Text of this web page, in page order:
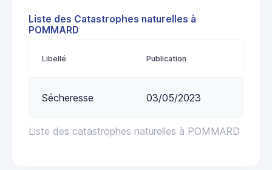
Liste des Catastrophes naturelles à
POMMARD
Liste des catastrophes naturelles à POMMARD
Libellé Publication
Sécheresse 03/05/2023